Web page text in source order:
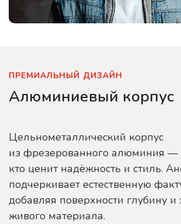
ПРЕМИАЛЬНЫЙ ДИЗАЙН
Алюминиевый корпус
Цельнометаллический корпус
из фрезерованного алюминия —
кто ценит надёжность и стиль.
подчеркивает естественную
добавляя поверхности глубину
живого материала.